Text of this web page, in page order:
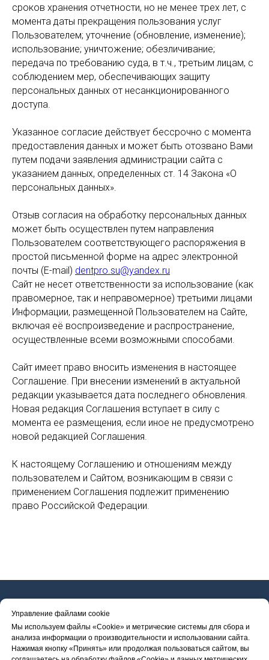
сроков хранения отчетности, но не менее трех лет, с
момента даты прекращения пользования услуг
Пользователем; уточнение (обновление, изменение);
использование; уничтожение; обезличивание;
передача по требованию суда, в т.ч., третьим лицам, с
соблюдением мер, обеспечивающих защиту
персональных данных от несанкционированного
доступа.
Указанное согласие действует бессрочно с момента
предоставления данных и может быть отозвано Вами
путем подачи заявления администрации сайта с
указанием данных, определенных ст. 14 Закона «О
персональных данных».
Отзыв согласия на обработку персональных данных
может быть осуществлен путем направления
Пользователем соответствующего распоряжения в
простой письменной форме на адрес электронной
почты (E-mail) dentpro.su@yandex.ru
Сайт не несет ответственности за использование (как
правомерное, так и неправомерное) третьими лицами
Информации, размещенной Пользователем на Сайте,
включая её воспроизведение и распространение,
осуществленные всеми возможными способами.
Сайт имеет право вносить изменения в настоящее
Соглашение. При внесении изменений в актуальной
редакции указывается дата последнего обновления.
Новая редакция Соглашения вступает в силу с
момента ее размещения, если иное не предусмотрено
новой редакцией Соглашения.
К настоящему Соглашению и отношениям между
пользователем и Сайтом, возникающим в связи с
применением Соглашения подлежит применению
право Российской Федерации.
© 2019 Стоматологическая клиника ДЕНТ.ПРО
Управление файлами cookie
Мы используем файлы «Cookie» и метрические системы для сбора и
анализа информации о производительности и использовании сайта.
Нажимая кнопку «Принять» или продолжая пользоваться сайтом, вы